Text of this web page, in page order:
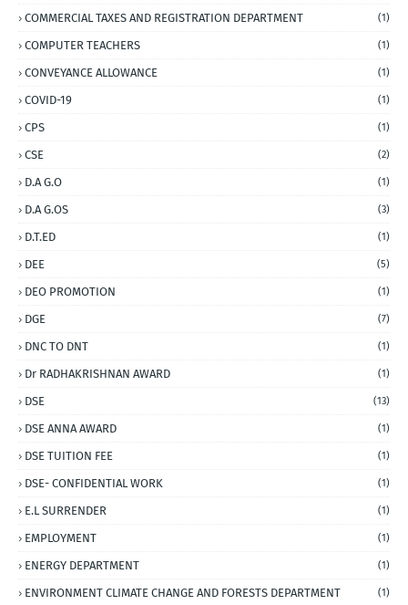
COMMERCIAL TAXES AND REGISTRATION DEPARTMENT (1)
COMPUTER TEACHERS (1)
CONVEYANCE ALLOWANCE (1)
COVID-19 (1)
CPS (1)
CSE (2)
D.A G.O (1)
D.A G.OS (3)
D.T.ED (1)
DEE (5)
DEO PROMOTION (1)
DGE (7)
DNC TO DNT (1)
Dr RADHAKRISHNAN AWARD (1)
DSE (13)
DSE ANNA AWARD (1)
DSE TUITION FEE (1)
DSE- CONFIDENTIAL WORK (1)
E.L SURRENDER (1)
EMPLOYMENT (1)
ENERGY DEPARTMENT (1)
ENVIRONMENT CLIMATE CHANGE AND FORESTS DEPARTMENT (1)